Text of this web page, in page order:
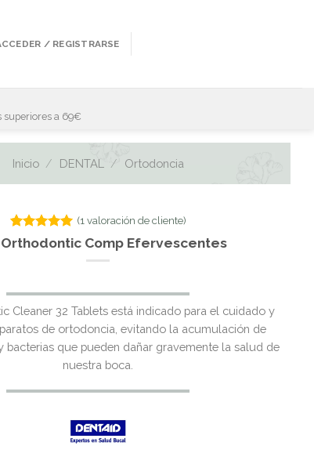
/ REGISTRARSE
superiores a 69€
Inicio / DENTAL / Ortodoncia
Valorado
con5.00
1
cliente
(1 valoración de cliente)
Comp Efervescentes
El
precio
original
era:
6,95€.
El
precio
actual
es:
6,95€.
Cleaner 32 Tablets está indicado para el cuidado y
de ortodoncia, evitando la acumulación de
bacterias que pueden dañar gravemente la salud de
nuestra boca.